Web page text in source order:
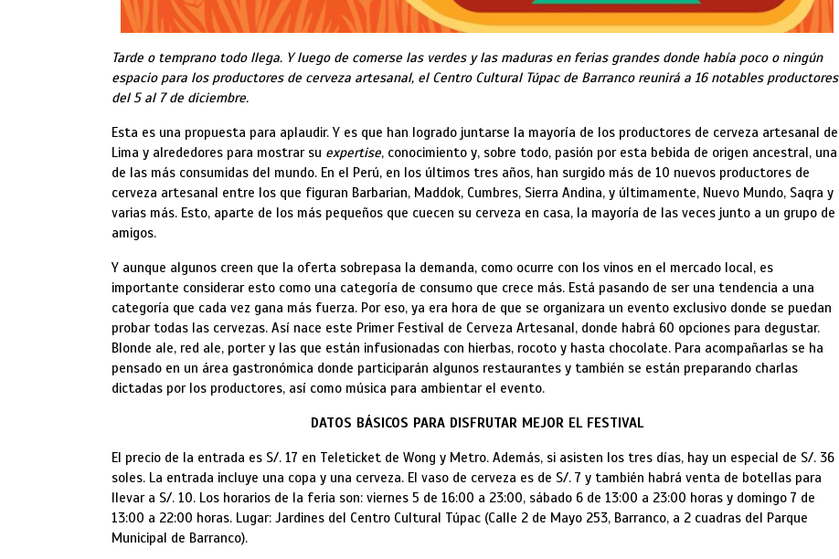
Tarde o temprano todo llega. Y luego de comerse las verdes y las maduras en ferias grandes donde había poco o ningún
espacio para los productores de cerveza artesanal, el Centro Cultural Túpac de Barranco reunirá a 16 notables productores
del 5 al 7 de diciembre.
Esta es una propuesta para aplaudir. Y es que han logrado juntarse la mayoría de los productores de cerveza artesanal de
Lima y alrededores para mostrar su expertise, conocimiento y, sobre todo, pasión por esta bebida de origen ancestral, una
de las más consumidas del mundo. En el Perú, en los últimos tres años, han surgido más de 10 nuevos productores de
cerveza artesanal entre los que figuran Barbarian, Maddok, Cumbres, Sierra Andina, y últimamente, Nuevo Mundo, Saqra y
varias más. Esto, aparte de los más pequeños que cuecen su cerveza en casa, la mayoría de las veces junto a un grupo de
amigos.
Y aunque algunos creen que la oferta sobrepasa la demanda, como ocurre con los vinos en el mercado local, es
importante considerar esto como una categoría de consumo que crece más. Está pasando de ser una tendencia a una
categoría que cada vez gana más fuerza. Por eso, ya era hora de que se organizara un evento exclusivo donde se puedan
probar todas las cervezas. Así nace este Primer Festival de Cerveza Artesanal, donde habrá 60 opciones para degustar.
Blonde ale, red ale, porter y las que están infusionadas con hierbas, rocoto y hasta chocolate. Para acompañarlas se ha
pensado en un área gastronómica donde participarán algunos restaurantes y también se están preparando charlas
dictadas por los productores, así como música para ambientar el evento.
DATOS BÁSICOS PARA DISFRUTAR MEJOR EL FESTIVAL
El precio de la entrada es S/. 17 en Teleticket de Wong y Metro. Además, si asisten los tres días, hay un especial de S/. 36
soles. La entrada incluye una copa y una cerveza. El vaso de cerveza es de S/. 7 y también habrá venta de botellas para
llevar a S/. 10. Los horarios de la feria son: viernes 5 de 16:00 a 23:00, sábado 6 de 13:00 a 23:00 horas y domingo 7 de
13:00 a 22:00 horas. Lugar: Jardines del Centro Cultural Túpac (Calle 2 de Mayo 253, Barranco, a 2 cuadras del Parque
Municipal de Barranco).